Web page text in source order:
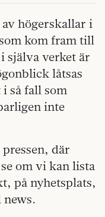
högerskallar i
kom fram till
själva verket är
låtsas
så fall som
inte
där
om vi kan lista
på nyhetsplats,
news.